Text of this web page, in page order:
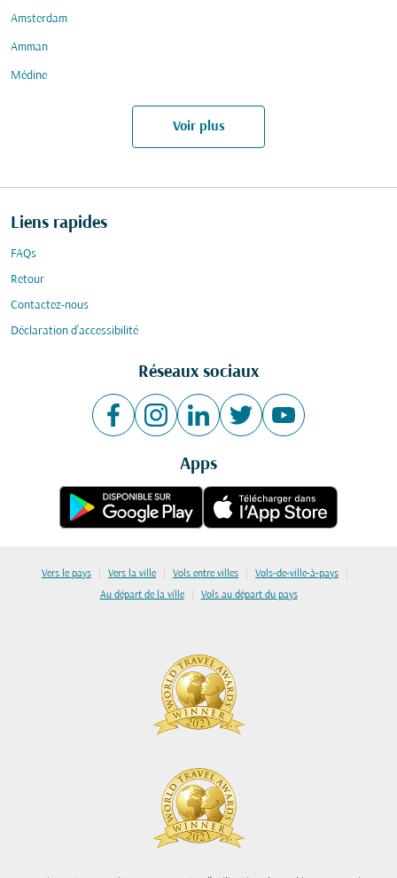
Amsterdam
Amman
Médine
Voir plus
Liens rapides
FAQs
Retour
Contactez-nous
Déclaration d’accessibilité
Réseaux sociaux
Apps
Vers le pays | Vers la ville | Vols entre villes | Vols-de-ville-à-pays |
Au départ de la ville | Vols au départ du pays